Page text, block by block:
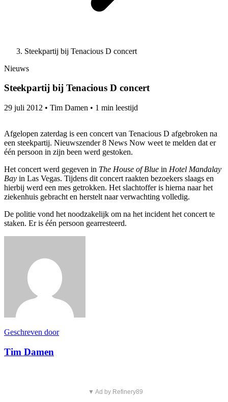
Steekpartij bij Tenacious D concert
Nieuws
Steekpartij bij Tenacious D concert
29 juli 2012 • Tim Damen • 1 min leestijd
Afgelopen zaterdag is een concert van Tenacious D afgebroken na
een steekpartij. Nieuwszender 8 News Now weet te melden dat er
één persoon in zijn been werd gestoken.
Het concert werd gegeven in The House of Blue in Hotel Mandalay
Bay in Las Vegas. Tijdens dit concert raakten bezoekers slaags en
hierbij werd een mes getrokken. Het slachtoffer is hierna naar het
ziekenhuis gebracht en herstelt naar verwachting volledig.
De politie vond het noodzakelijk om na het incident het concert te
staken. Er is één persoon gearresteerd.
Geschreven door
Tim Damen
▼ Ad by Refinery89